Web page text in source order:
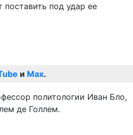
под удар ее
и Max.
политологии Иван Бло,
де Голлем.